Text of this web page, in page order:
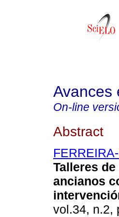
Avances
On-line
Abstract
Talleres
ancianos
vol.34, n.2,